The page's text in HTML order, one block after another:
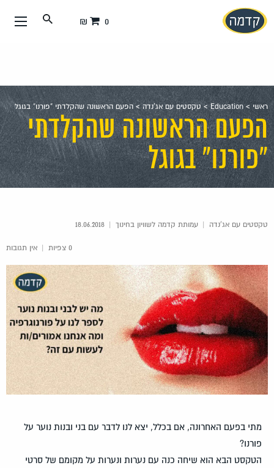
עבור
אל
0 ₪
ראשי >
Education
>טקסטים עם אג'נדה> הפעם הראשונה שהקלדתי “פורנו” בגוגל
הפעם הראשונה שהקלדתי
"פורנו" בגוגל
טקסטים עם אג'נדה | עמותת קדמה לשוויון בחינוך |
0 צפיות | אין תגובות
מתי בפעם האחרונה, אם בכלל, יצא לנו לדבר עם בני ובנות נוער על
פורנו?
הטקסט הבא הוא שיחה כנה עם נערות ונערות על מקומם של סרטי